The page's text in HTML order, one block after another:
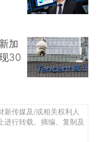
加
30
新传媒及/或相关权利人
进行转载、摘编、复制及